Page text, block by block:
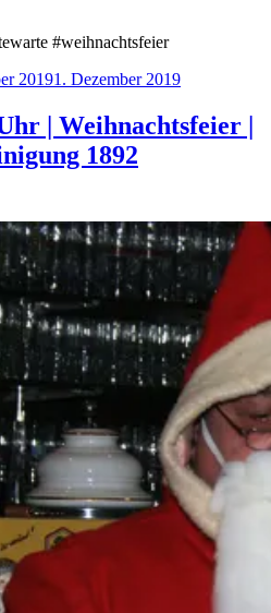
#weihnachtsfeier
20191. Dezember 2019
| Weihnachtsfeier |
1892